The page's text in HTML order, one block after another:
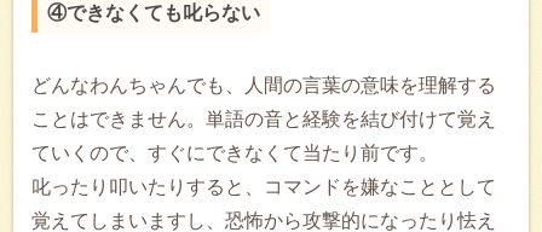
④できなくても叱らない
どんなわんちゃんでも、人間の言葉の意味を理解する
ことはできません。単語の音と経験を結び付けて覚え
ていくので、すぐにできなくて当たり前です。
叱ったり叩いたりすると、コマンドを嫌なこととして
覚えてしまいますし、恐怖から攻撃的になったり怯え